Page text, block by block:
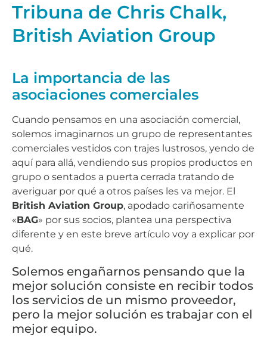
Tribuna de Chris Chalk,
British Aviation Group
La importancia de las
asociaciones comerciales
Cuando pensamos en una asociación comercial,
solemos imaginarnos un grupo de representantes
comerciales vestidos con trajes lustrosos, yendo de
aquí para allá, vendiendo sus propios productos en
grupo o sentados a puerta cerrada tratando de
averiguar por qué a otros países les va mejor. El
British Aviation Group, apodado cariñosamente
«BAG» por sus socios, plantea una perspectiva
diferente y en este breve artículo voy a explicar por
qué.
Solemos engañarnos pensando que la
mejor solución consiste en recibir todos
los servicios de un mismo proveedor,
pero la mejor solución es trabajar con el
mejor equipo.